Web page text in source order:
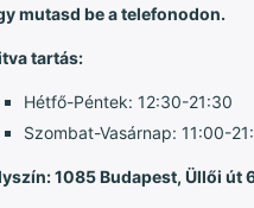
mutasd be a telefonodon.
tartás:
Hétfő-Péntek: 12:30-21:30
Szombat-Vasárnap: 11:00-
1085 Budapest, Üllői út